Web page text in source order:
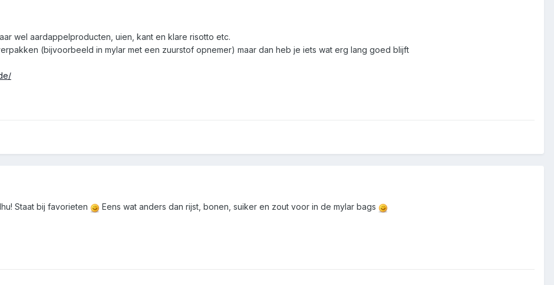
wel aardappelproducten, uien, kant en klare risotto etc.
(bijvoorbeeld in mylar met een zuurstof opnemer) maar dan heb je iets wat erg lang goed blijft
Staat bij favorieten Eens wat anders dan rijst, bonen, suiker en zout voor in de mylar bags